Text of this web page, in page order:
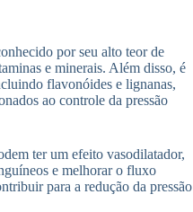
por seu alto teor de
e minerais. Além disso, é
flavonóides e lignanas,
ao controle da pressão
ter um efeito vasodilatador,
e melhorar o fluxo
para a redução da pressão